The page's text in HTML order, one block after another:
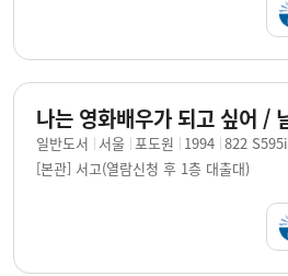
일반도서 서울 포도원 1994 822 S595i
[본관] 서고(열람신청 후 1층 대출대)